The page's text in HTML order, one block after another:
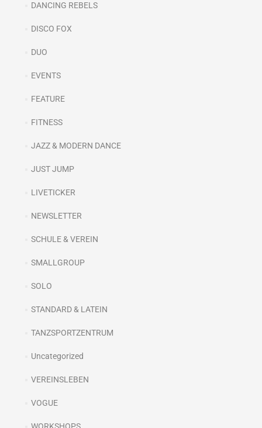
DANCING REBELS
DISCO FOX
DUO
EVENTS
FEATURE
FITNESS
JAZZ & MODERN DANCE
JUST JUMP
LIVETICKER
NEWSLETTER
SCHULE & VEREIN
SMALLGROUP
SOLO
STANDARD & LATEIN
TANZSPORTZENTRUM
Uncategorized
VEREINSLEBEN
VOGUE